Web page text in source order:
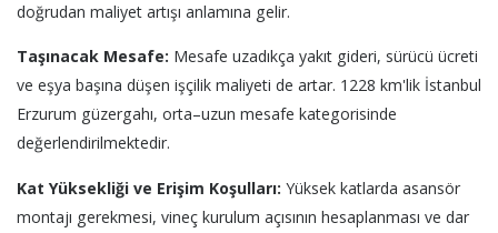
doğrudan maliyet artışı anlamına gelir.
Taşınacak Mesafe: Mesafe uzadıkça yakıt gideri, sürücü ücreti
ve eşya başına düşen işçilik maliyeti de artar. 1228 km'lik İstanbul
Erzurum güzergahı, orta–uzun mesafe kategorisinde
değerlendirilmektedir.
Kat Yüksekliği ve Erişim Koşulları: Yüksek katlarda asansör
montajı gerekmesi, vineç kurulum açısının hesaplanması ve dar